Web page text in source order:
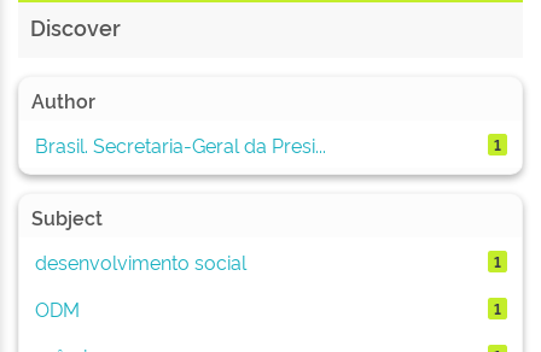
Discover
Author
Brasil. Secretaria-Geral da Presi...
1
Subject
desenvolvimento social
1
ODM 1